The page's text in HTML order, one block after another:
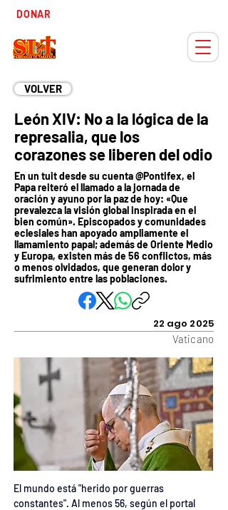
DONAR
VOLVER
León XIV: No a la lógica de la
represalia, que los
corazones se liberen del odio
En un tuit desde su cuenta @Pontifex, el
Papa reiteró el llamado a la jornada de
oración y ayuno por la paz de hoy: «Que
prevalezca la visión global inspirada en el
bien común». Episcopados y comunidades
eclesiales han apoyado ampliamente el
llamamiento papal; además de Oriente Medio
y Europa, existen más de 56 conflictos, más
o menos olvidados, que generan dolor y
sufrimiento entre las poblaciones.
22 ago 2025
Vaticano
El mundo está "herido por guerras
constantes". Al menos 56, según el portal